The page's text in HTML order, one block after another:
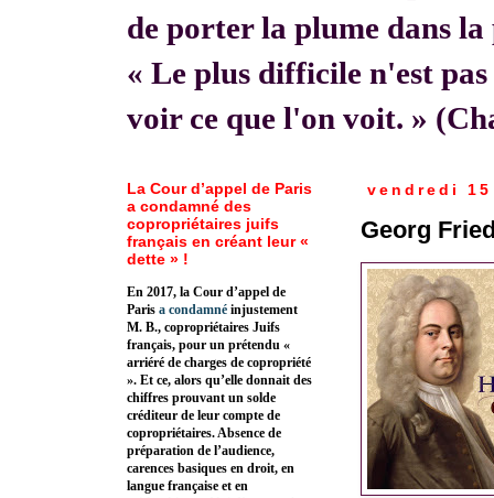
de porter la plume dans
« Le plus difficile n'est
voir ce que l'on voit. »
vendredi
Georg
La Cour d’appel de Paris
a condamné des
copropriétaires juifs
français en créant leur «
dette » !
En 2017, la Cour d’appel de
Paris a condamné injustement
M. B., copropriétaires Juifs
français, pour un prétendu «
arriéré de charges de copropriété
». Et ce, alors qu’elle donnait des
chiffres prouvant un solde
créditeur de leur compte de
copropriétaires. Absence de
préparation de l’audience,
carences basiques en droit, en
langue française et en